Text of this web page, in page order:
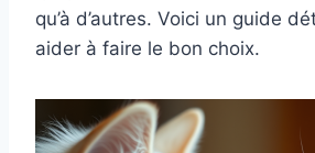
qu’à d’autres. Voici un guide
aider à faire le bon choix.